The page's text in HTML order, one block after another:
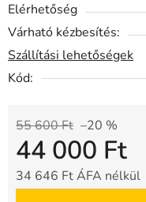
Elérhetőség
Várható kézbesítés:
Szállítási lehetőségek
Kód:
55 600 Ft –20 %
44 000 Ft
34 646 Ft ÁFA nélkül